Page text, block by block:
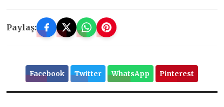
Paylaş:
Facebook Twitter WhatsApp Pinterest